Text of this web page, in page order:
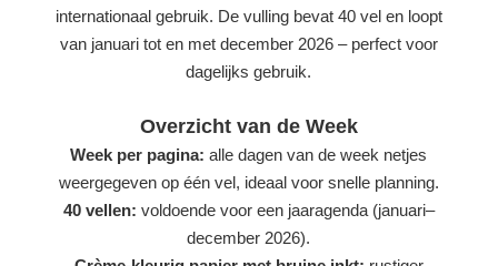
internationaal gebruik. De vulling bevat 40 vel en loopt
van januari tot en met december 2026 – perfect voor
dagelijks gebruik.
Overzicht van de Week
Week per pagina: alle dagen van de week netjes
weergegeven op één vel, ideaal voor snelle planning.
40 vellen: voldoende voor een jaaragenda (januari–
december 2026).